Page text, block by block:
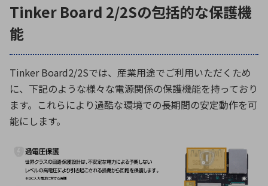
Tinker Board 2/2Sの包括的な保護機
能
Tinker Board2/2Sでは、産業用途でご利用いただくため
に、下記のような様々な電源関係の保護機能を持っており
ます。これらにより過酷な環境での長期間の安定動作を可
能にします。